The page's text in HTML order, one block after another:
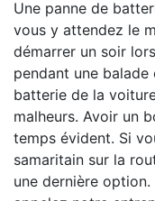
Une panne de
vous y attendez le
démarrer un soir
pendant une
batterie de la
malheurs. Avoir un
temps évident. Si
samaritain sur la
une dernière